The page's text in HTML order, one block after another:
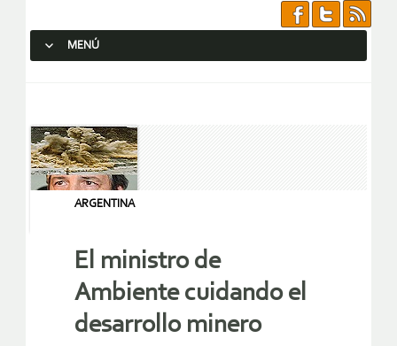
MENÚ
ARGENTINA
El ministro de
Ambiente cuidando el
desarrollo minero